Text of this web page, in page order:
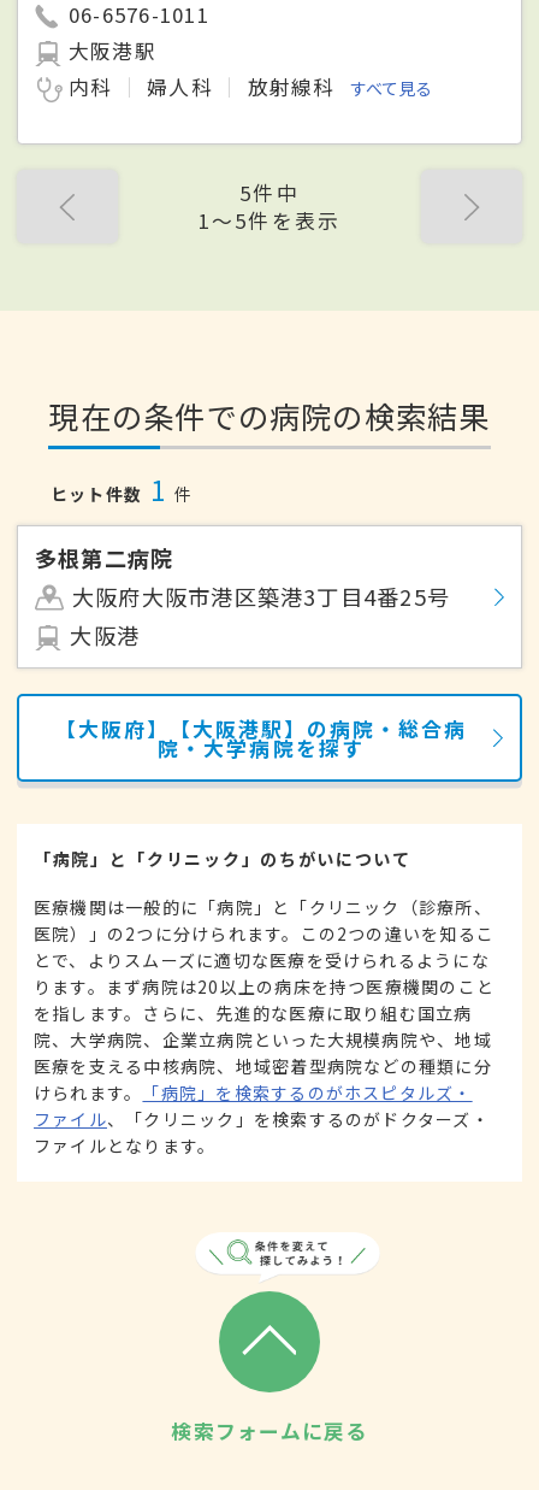
06-6576-1011
大阪港駅
内科
婦人科 放射線科 すべて見る
5件中
1〜5件を表示
現在の条件での病院の検索結果
ヒット件数 1 件
多根第二病院
大阪府大阪市港区築港3丁目4番25号
大阪港
【大阪府】【大阪港駅】の病院・総合病
院・大学病院を探す
「病院」と「クリニック」のちがいについて
医療機関は一般的に「病院」と「クリニック（診療所、
医院）」の2つに分けられます。この2つの違いを知るこ
とで、よりスムーズに適切な医療を受けられるようにな
ります。まず病院は20以上の病床を持つ医療機関のこと
を指します。さらに、先進的な医療に取り組む国立病
院、大学病院、企業立病院といった大規模病院や、地域
医療を支える中核病院、地域密着型病院などの種類に分
けられます。「病院」を検索するのがホスピタルズ・
ファイル、「クリニック」を検索するのがドクターズ・
ファイルとなります。
検索フォームに戻る